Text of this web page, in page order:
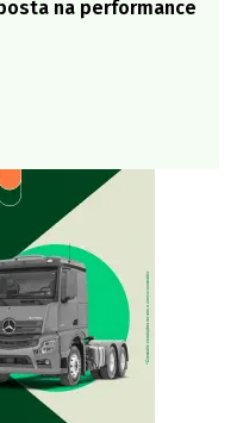
na performance